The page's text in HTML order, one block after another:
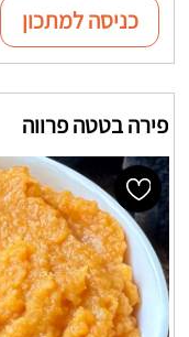
כניסה למתכון
פירה בטטה פרווה